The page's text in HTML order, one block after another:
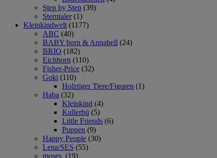
Step by Step (39)
Sterntaler (1)
Kleinkindwelt (1177)
ABC (40)
BABY born & Annabell (24)
BRIO (182)
Eichhorn (110)
Fisher-Price (32)
Goki (110)
Holztiger Tiere/Figuren (1)
Haba (32)
Kleinkind (4)
Kullerbü (5)
Little Friends (6)
Puppen (9)
Happy People (30)
Lena/SES (55)
moses. (19)